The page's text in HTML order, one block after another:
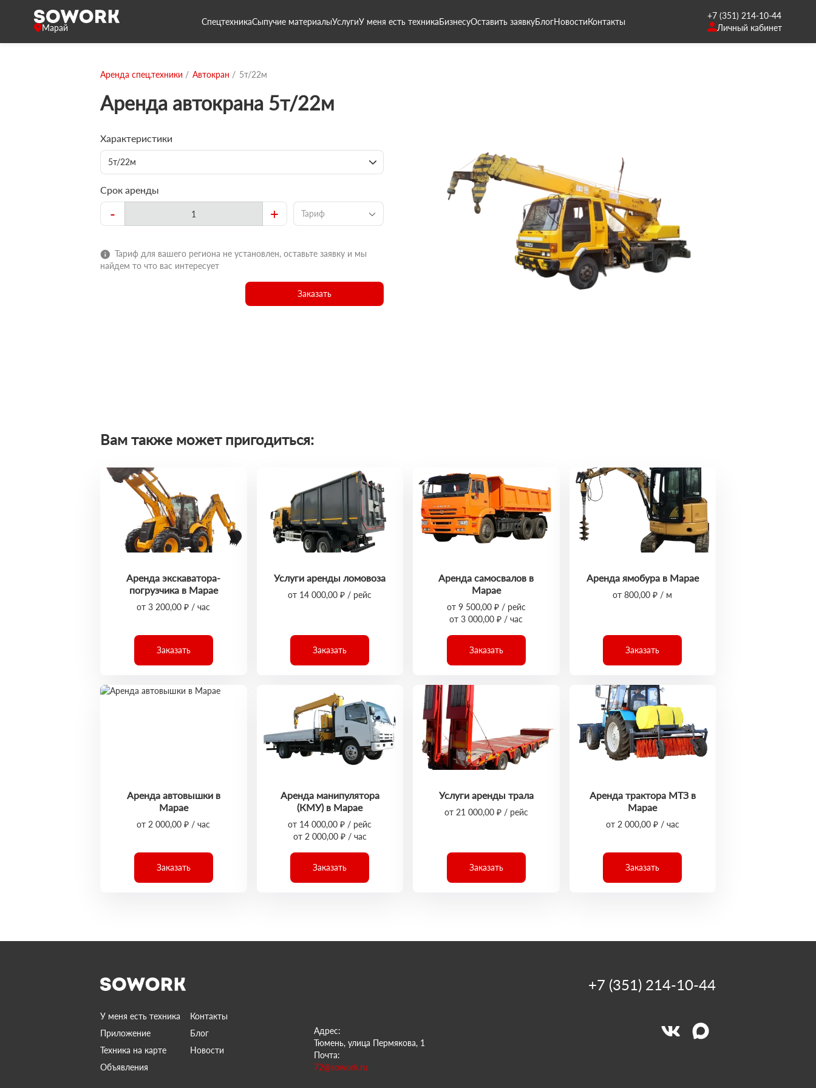
Марай
СпецтехникаСыпучие материалыУслугиУ меня есть техникаБизнесуОставить заявкуБлогНовостиКонтакты
+7 (351) 214-10-44
Личный кабинет
Аренда спец.техники Автокран 5т/22м
Аренда автокрана 5т/22м
Характеристики
5т/22м
Срок аренды
- + Тариф
Тариф для вашего региона не установлен, оставьте заявку и мы
найдем то что вас интересует
Заказать
Вам также может пригодиться:
Аренда экскаватора-
погрузчика в Марае
от 3 200,00 ₽ / час
Заказать
Услуги аренды ломовоза
от 14 000,00 ₽ / рейс
Заказать
Аренда самосвалов в
Марае
от 9 500,00 ₽ / рейс
от 3 000,00 ₽ / час
Заказать
Аренда ямобура в Марае
от 800,00 ₽ / м
Заказать
Аренда автовышки в
Марае
от 2 000,00 ₽ / час
Заказать
Аренда манипулятора
(КМУ) в Марае
от 14 000,00 ₽ / рейс
от 2 000,00 ₽ / час
Заказать
Услуги аренды трала
от 21 000,00 ₽ / рейс
Заказать
Аренда трактора МТЗ в
Марае
от 2 000,00 ₽ / час
Заказать
У меня есть техника
Контакты
Приложение
Блог
Техника на карте
Новости
Объявления
Адрес:
Тюмень, улица Пермякова, 1
Почта:
72@sowork.ru
+7 (351) 214-10-44